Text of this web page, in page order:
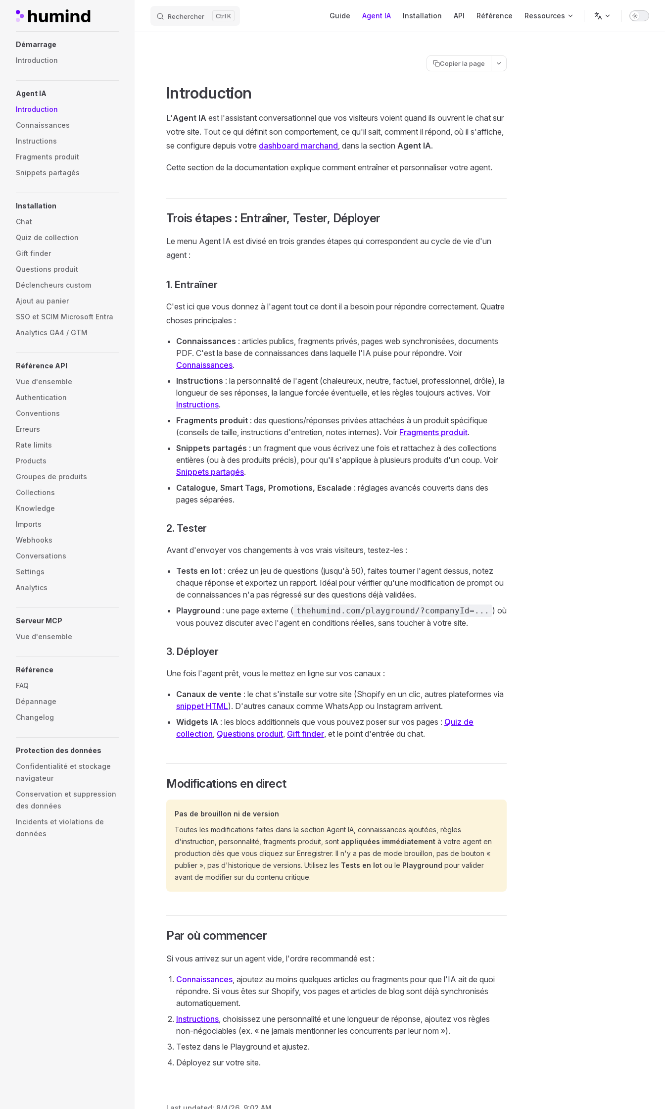
Skip to content Rechercher K Guide Agent IA Installation API Référence Ressources
Démarrage
Introduction
Agent IA
Introduction
Connaissances
Instructions
Fragments produit
Snippets partagés
Installation
Chat
Quiz de collection
Gift finder
Questions produit
Déclencheurs custom
Ajout au panier
SSO et SCIM Microsoft Entra
Analytics GA4 / GTM
Référence API
Vue d'ensemble
Authentication
Conventions
Erreurs
Rate limits
Products
Groupes de produits
Collections
Knowledge
Imports
Webhooks
Conversations
Settings
Analytics
Serveur MCP
Vue d'ensemble
Référence
FAQ
Dépannage
Changelog
Protection des données
Confidentialité et stockage
navigateur
Conservation et suppression
des données
Incidents et violations de
données
Copier la page
Introduction
L'Agent IA est l'assistant conversationnel que vos visiteurs voient quand ils ouvrent le chat sur
votre site. Tout ce qui définit son comportement, ce qu'il sait, comment il répond, où il s'affiche,
se configure depuis votre dashboard marchand, dans la section Agent IA.
Cette section de la documentation explique comment entraîner et personnaliser votre agent.
Trois étapes : Entraîner, Tester, Déployer
Le menu Agent IA est divisé en trois grandes étapes qui correspondent au cycle de vie d'un
agent :
1. Entraîner
C'est ici que vous donnez à l'agent tout ce dont il a besoin pour répondre correctement. Quatre
choses principales :
Connaissances : articles publics, fragments privés, pages web synchronisées, documents
PDF. C'est la base de connaissances dans laquelle l'IA puise pour répondre. Voir
Connaissances.
Instructions : la personnalité de l'agent (chaleureux, neutre, factuel, professionnel, drôle), la
longueur de ses réponses, la langue forcée éventuelle, et les règles toujours actives. Voir
Instructions.
Fragments produit : des questions/réponses privées attachées à un produit spécifique
(conseils de taille, instructions d'entretien, notes internes). Voir Fragments produit.
Snippets partagés : un fragment que vous écrivez une fois et rattachez à des collections
entières (ou à des produits précis), pour qu'il s'applique à plusieurs produits d'un coup. Voir
Snippets partagés.
Catalogue, Smart Tags, Promotions, Escalade : réglages avancés couverts dans des
pages séparées.
2. Tester
Avant d'envoyer vos changements à vos vrais visiteurs, testez-les :
Tests en lot : créez un jeu de questions (jusqu'à 50), faites tourner l'agent dessus, notez
chaque réponse et exportez un rapport. Idéal pour vérifier qu'une modification de prompt ou
de connaissances n'a pas régressé sur des questions déjà validées.
Playground : une page externe ( thehumind.com/playground/?companyId=... ) où
vous pouvez discuter avec l'agent en conditions réelles, sans toucher à votre site.
3. Déployer
Une fois l'agent prêt, vous le mettez en ligne sur vos canaux :
Canaux de vente : le chat s'installe sur votre site (Shopify en un clic, autres plateformes via
snippet HTML). D'autres canaux comme WhatsApp ou Instagram arrivent.
Widgets IA : les blocs additionnels que vous pouvez poser sur vos pages : Quiz de
collection, Questions produit, Gift finder, et le point d'entrée du chat.
Modifications en direct
Pas de brouillon ni de version
Toutes les modifications faites dans la section Agent IA, connaissances ajoutées, règles
d'instruction, personnalité, fragments produit, sont appliquées immédiatement à votre agent en
production dès que vous cliquez sur Enregistrer. Il n'y a pas de mode brouillon, pas de bouton «
publier », pas d'historique de versions. Utilisez les Tests en lot ou le Playground pour valider
avant de modifier sur du contenu critique.
Par où commencer
Si vous arrivez sur un agent vide, l'ordre recommandé est :
Connaissances, ajoutez au moins quelques articles ou fragments pour que l'IA ait de quoi
répondre. Si vous êtes sur Shopify, vos pages et articles de blog sont déjà synchronisés
automatiquement.
Instructions, choisissez une personnalité et une longueur de réponse, ajoutez vos règles
non-négociables (ex. « ne jamais mentionner les concurrents par leur nom »).
Testez dans le Playground et ajustez.
Déployez sur votre site.